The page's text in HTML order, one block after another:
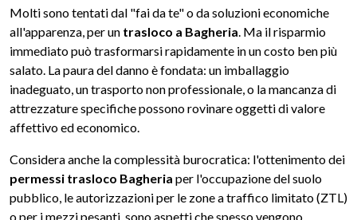
Molti sono tentati dal "fai da te" o da soluzioni economiche
all'apparenza, per un trasloco a Bagheria. Ma il risparmio
immediato può trasformarsi rapidamente in un costo ben più
salato. La paura del danno è fondata: un imballaggio
inadeguato, un trasporto non professionale, o la mancanza di
attrezzature specifiche possono rovinare oggetti di valore
affettivo ed economico.
Considera anche la complessità burocratica: l'ottenimento dei
permessi trasloco Bagheria per l'occupazione del suolo
pubblico, le autorizzazioni per le zone a traffico limitato (ZTL)
o per i mezzi pesanti, sono aspetti che spesso vengono